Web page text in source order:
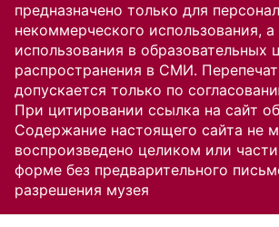
предназначено только для
некоммерческого использования,
использования в образовательных
распространения в СМИ.
допускается только по
При цитировании ссылка на сайт
Содержание настоящего сайта не
воспроизведено целиком или
форме без предварительного
разрешения музея